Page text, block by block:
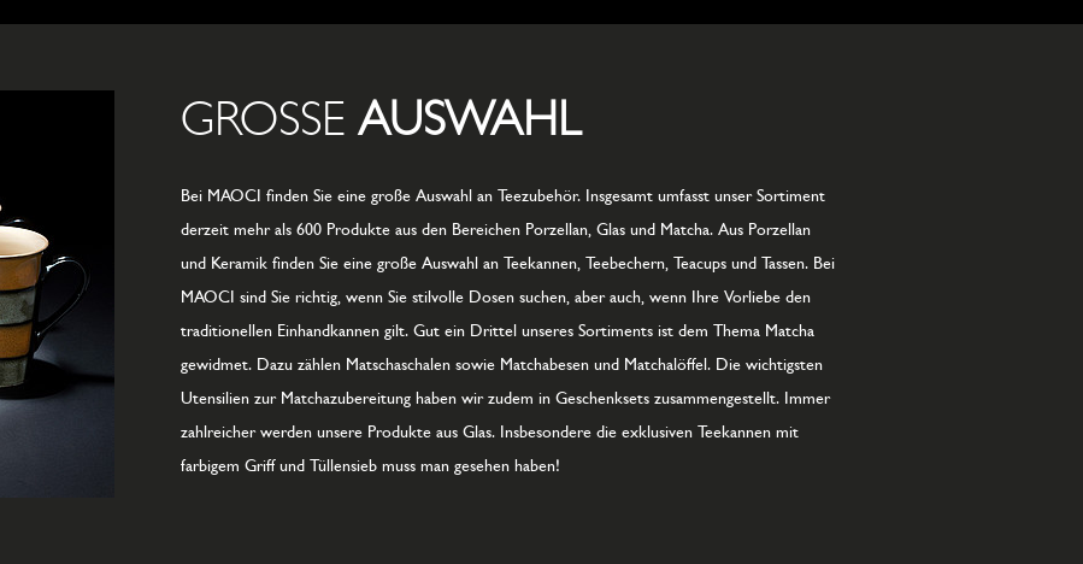
GROSSE AUSWAHL
Bei MAOCI finden Sie eine große Auswahl an Teezubehör. Insgesamt umfasst unser Sortiment
derzeit mehr als 600 Produkte aus den Bereichen Porzellan, Glas und Matcha. Aus Porzellan
und Keramik finden Sie eine große Auswahl an Teekannen, Teebechern, Teacups und Tassen. Bei
MAOCI sind Sie richtig, wenn Sie stilvolle Dosen suchen, aber auch, wenn Ihre Vorliebe den
traditionellen Einhandkannen gilt. Gut ein Drittel unseres Sortiments ist dem Thema Matcha
gewidmet. Dazu zählen Matschaschalen sowie Matchabesen und Matchalöffel. Die wichtigsten
Utensilien zur Matchazubereitung haben wir zudem in Geschenksets zusammengestellt. Immer
zahlreicher werden unsere Produkte aus Glas. Insbesondere die exklusiven Teekannen mit
farbigem Griff und Tüllensieb muss man gesehen haben!